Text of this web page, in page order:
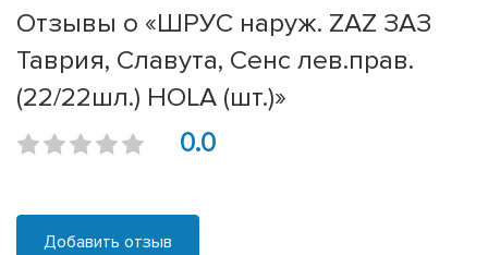
Отзывы о «ШРУС наруж. ZAZ ЗАЗ
Таврия, Славута, Сенс лев.прав.
(22/22шл.) HOLA (шт.)»
0.0
Добавить отзыв